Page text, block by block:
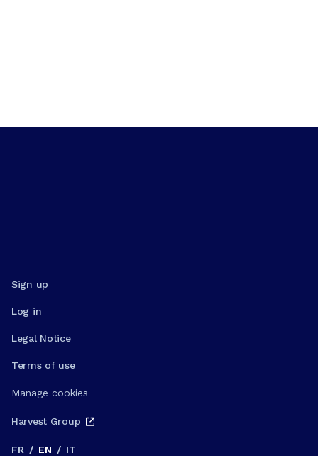
Sign up
Log in
Legal Notice
Terms of use
Manage cookies
Harvest Group
FR / EN / IT